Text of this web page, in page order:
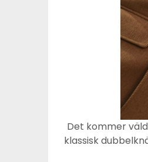
Det kommer
klassisk